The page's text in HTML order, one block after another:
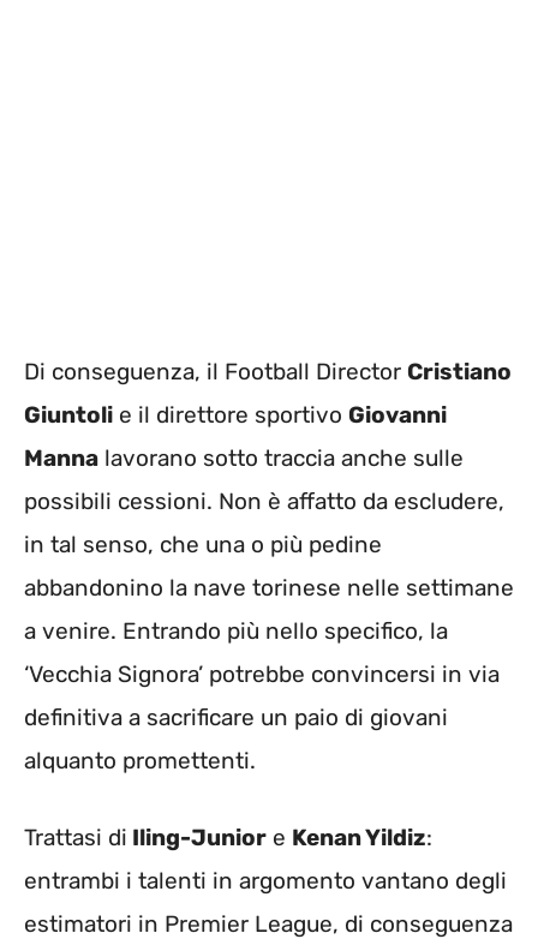
Di conseguenza, il Football Director Cristiano
Giuntoli e il direttore sportivo Giovanni
Manna lavorano sotto traccia anche sulle
possibili cessioni. Non è affatto da escludere,
in tal senso, che una o più pedine
abbandonino la nave torinese nelle settimane
a venire. Entrando più nello specifico, la
‘Vecchia Signora’ potrebbe convincersi in via
definitiva a sacrificare un paio di giovani
alquanto promettenti.
Trattasi di Iling-Junior e Kenan Yildiz:
entrambi i talenti in argomento vantano degli
estimatori in Premier League, di conseguenza